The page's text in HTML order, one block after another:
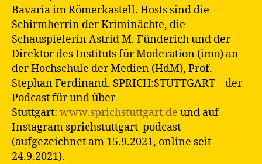
Bavaria im Römerkastell. Hosts sind die
Schirmherrin der Kriminächte, die
Schauspielerin Astrid M. Fünderich und der
Direktor des Instituts für Moderation (imo) an
der Hochschule der Medien (HdM), Prof.
Stephan Ferdinand. SPRICH:STUTTGART – der
Podcast für und über
Stuttgart: www.sprichstuttgart.de und auf
Instagram sprichstuttgart_podcast
(aufgezeichnet am 15.9.2021, online seit
24.9.2021).